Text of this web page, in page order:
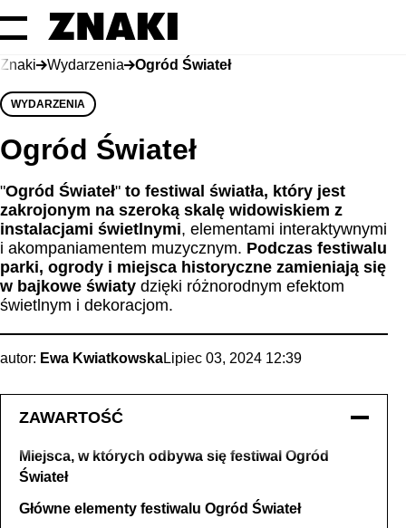
Znaki Wydarzenia Ogród Świateł
WYDARZENIA
Ogród Świateł
"Ogród Świateł" to festiwal światła, który jest
zakrojonym na szeroką skalę widowiskiem z
instalacjami świetlnymi, elementami interaktywnymi
i akompaniamentem muzycznym. Podczas festiwalu
parki, ogrody i miejsca historyczne zamieniają się
w bajkowe światy dzięki różnorodnym efektom
świetlnym i dekoracjom.
autor: Ewa KwiatkowskaLipiec 03, 2024 12:39
ZAWARTOŚĆ
Miejsca, w których odbywa się festiwal Ogród
Świateł
Główne elementy festiwalu Ogród Świateł